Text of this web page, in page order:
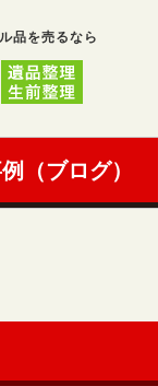
品を売るなら
（ブログ）